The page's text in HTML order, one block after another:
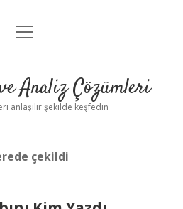
Anasayfa
Uyarı
menüyü
Analiz Çözümleri
anlaşılır şekilde keşfedin
çekildi